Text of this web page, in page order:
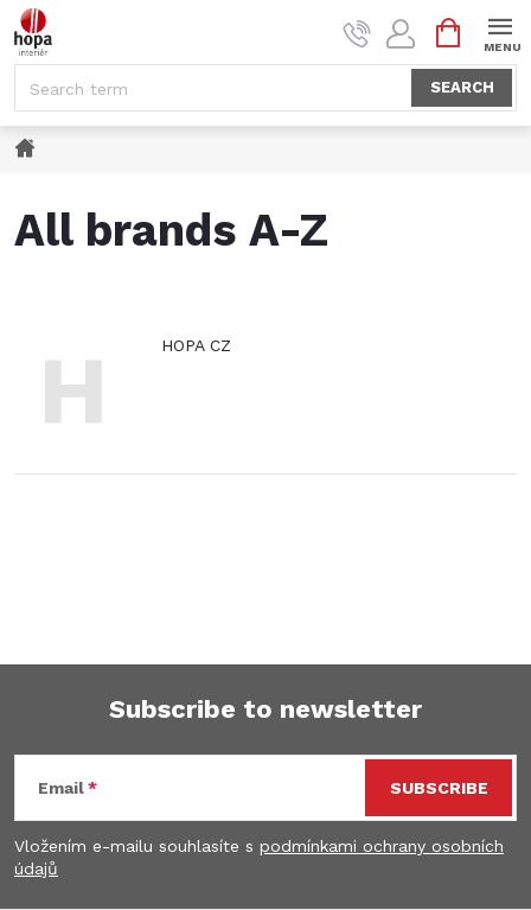
Skip
to
SEARCH
CART
All brands A-Z
H HOPA CZ
F
o
o
Subscribe to newsletter
Email
Vložením e-mailu souhlasíte s podmínkami ochrany osobních
údajů
SUBSCRIBE